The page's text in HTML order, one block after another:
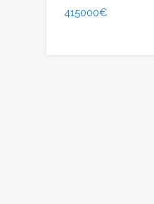
415000€